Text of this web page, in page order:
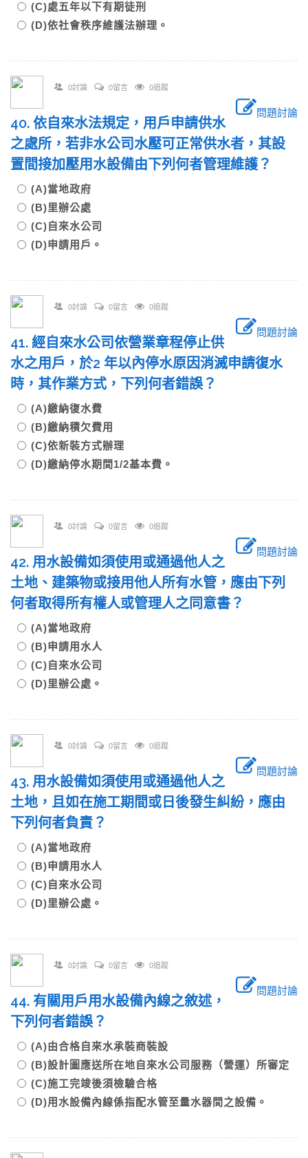
(C)處五年以下有期徒刑
(D)依社會秩序維護法辦理。
0討論 0留言 0追蹤
問題討論
40. 依自來水法規定，用戶申請供水
之處所，若非水公司水壓可正常供水者，其設
置間接加壓用水設備由下列何者管理維護？
(A)當地政府
(B)里辦公處
(C)自來水公司
(D)申請用戶。
0討論 0留言 0追蹤
問題討論
41. 經自來水公司依營業章程停止供
水之用戶，於2 年以內停水原因消滅申請復水
時，其作業方式，下列何者錯誤？
(A)繳納復水費
(B)繳納積欠費用
(C)依新裝方式辦理
(D)繳納停水期間1/2基本費。
0討論 0留言 0追蹤
問題討論
42. 用水設備如須使用或通過他人之
土地、建築物或接用他人所有水管，應由下列
何者取得所有權人或管理人之同意書？
(A)當地政府
(B)申請用水人
(C)自來水公司
(D)里辦公處。
0討論 0留言 0追蹤
問題討論
43. 用水設備如須使用或通過他人之
土地，且如在施工期間或日後發生糾紛，應由
下列何者負責？
(A)當地政府
(B)申請用水人
(C)自來水公司
(D)里辦公處。
0討論 0留言 0追蹤
問題討論
44. 有關用戶用水設備內線之敘述，
下列何者錯誤？
(A)由合格自來水承裝商裝設
(B)設計圖應送所在地自來水公司服務（營運）所審定
(C)施工完竣後須檢驗合格
(D)用水設備內線係指配水管至量水器間之設備。